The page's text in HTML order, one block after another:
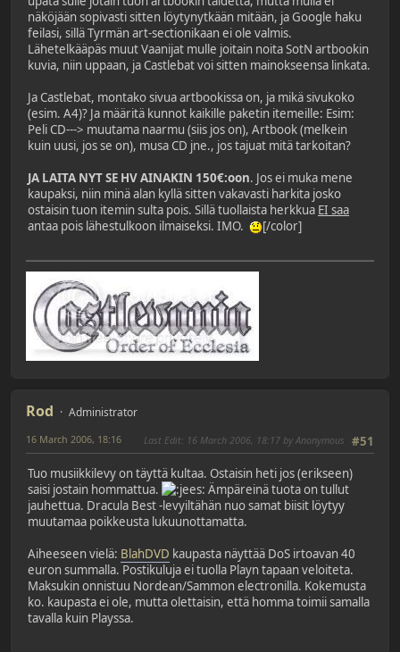
näköjään sopivasti sitten löytynytkään mitään, ja Google haku
feilasi, sillä Tyrmän art-sectionikaan ei ole valmis.
Lähetelkääpäs muut Vaanijat mulle joitain noita SotN artbookin
kuvia, niin uppaan, ja Castlebat voi sitten mainokseensa linkata.
Ja Castlebat, montako sivua artbookissa on, ja mikä sivukoko
(esim. A4)? Ja määritä kunnot kaikille paketin itemeille: Esim:
Peli CD---> muutama naarmu (siis jos on), Artbook (melkein
kuin uusi, jos se on), musa CD jne., jos tajuat mitä tarkoitan?
JA LAITA NYT SE HV AINAKIN 150€:oon. Jos ei muka mene
kaupaksi, niin minä alan kyllä sitten vakavasti harkita josko
ostaisin tuon itemin sulta pois. Sillä tuollaista herkkua EI saa
antaa pois lähestulkoon ilmaiseksi. IMO.
[/color]
Rod Administrator
#51
16 March 2006, 18:16 Last Edit: 16 March 2006, 18:17 by Anonymous
Tuo musiikkilevy on täyttä kultaa. Ostaisin heti jos (erikseen)
saisi jostain hommattua.
Ämpäreinä tuota on tullut
jauhettua. Dracula Best -levyiltähän nuo samat biisit löytyy
muutamaa poikkeusta lukuunottamatta.
Aiheeseen vielä: BlahDVD kaupasta näyttää DoS irtoavan 40
euron summalla. Postikuluja ei tuolla Playn tapaan veloiteta.
Maksukin onnistuu Nordean/Sammon electronilla. Kokemusta
ko. kaupasta ei ole, mutta olettaisin, että homma toimii samalla
tavalla kuin Playssa.